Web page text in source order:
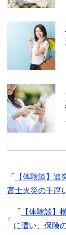
「
【体験談】
富士火災の手厚
「
【体験談】
に遭い、保険